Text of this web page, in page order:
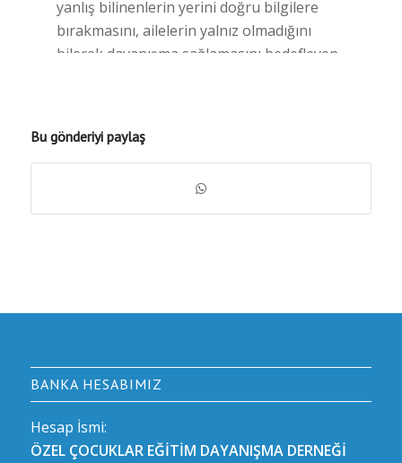
Bu gönderiyi paylaş
BANKA HESABIMIZ
Hesap İsmi:
ÖZEL ÇOCUKLAR EĞİTİM DAYANIŞMA DERNEĞİ